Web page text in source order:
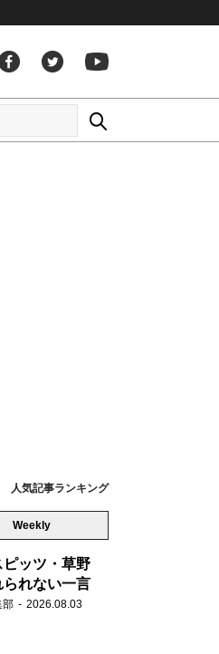
人気記事ランキング
Weekly
ッツ・草野
れない一言
部 2026.08.03